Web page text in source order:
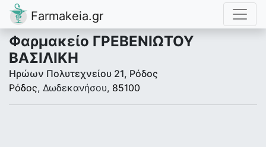
Farmakeia.gr
Φαρμακείο ΓΡΕΒΕΝΙΩΤΟΥ
ΒΑΣΙΛΙΚΗ
Ηρώων Πολυτεχνείου 21, Ρόδος
Ρόδος, Δωδεκανήσου, 85100